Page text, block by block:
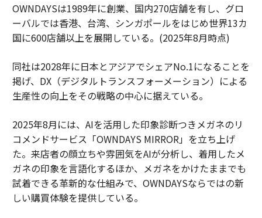
OWNDAYSは1989年に創業、国内270店舗を有し、グロ
ーバルでは香港、台湾、シンガポールをはじめ世界13カ
国に600店舗以上を展開している。(2025年8月時点)
同社は2028年に日本とアジアでシェアNo.1になることを
掲げ、DX（デジタルトランスフォーメーション）による
生産性の向上をその戦略の中心に据えている。
2025年8月には、AIを活用した印象診断つきメガネのリ
コメンドサービス「OWNDAYS MIRROR」を立ち上げ
た。来店者の顔立ちや雰囲気をAIが分析し、着用したメ
ガネの印象を言語化するほか、メガネをかけたままでも
試着できる革新的な仕組みで、OWNDAYSならではの新
しい購買体験を提供している。